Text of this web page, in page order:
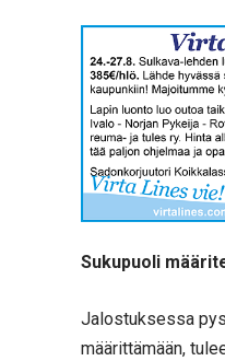
Sukupuoli
Jalostuksessa
määrittämään,